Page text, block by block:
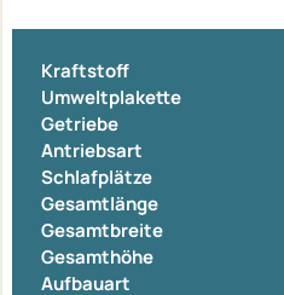
Kraftstoff
Umweltplakette
Getriebe
Antriebsart
Schlafplätze
Gesamtlänge
Gesamtbreite
Gesamthöhe
Aufbauart